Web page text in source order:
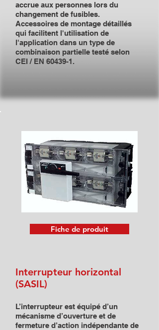
accrue aux personnes lors du
changement de fusibles.
Accessoires de montage détaillés
qui facilitent l'utilisation de
l'application dans un type de
combinaison partielle testé selon
CEI / EN 60439-1.
Fiche de produit
Interrupteur horizontal
(SASIL)
L’interrupteur est équipé d’un
mécanisme d’ouverture et de
fermeture d’action indépendante de